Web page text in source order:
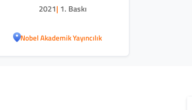
2021| 1. Baskı
Nobel Akademik Yayıncılık